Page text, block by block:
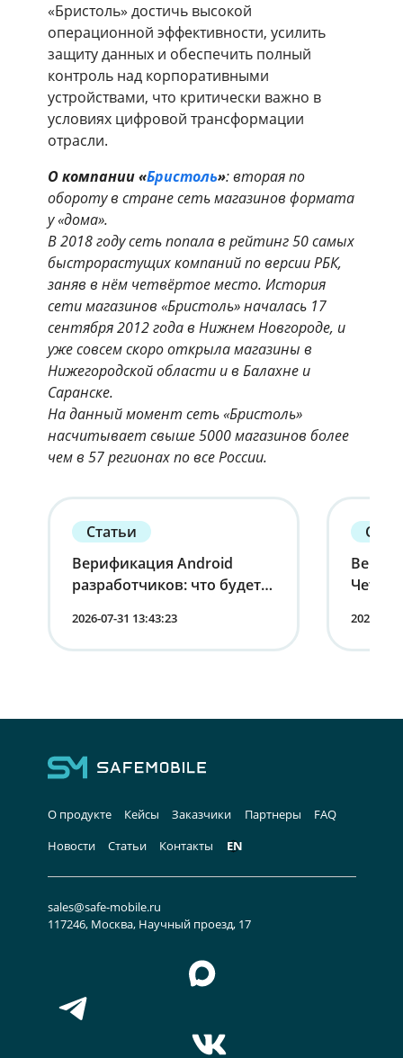
«Бристоль» достичь высокой
операционной эффективности, усилить
защиту данных и обеспечить полный
контроль над корпоративными
устройствами, что критически важно в
условиях цифровой трансформации
отрасли.
О компании «Бристоль»: вторая по
обороту в стране сеть магазинов формата
у «дома».
В 2018 году сеть попала в рейтинг 50 самых
быстрорастущих компаний по версии РБК,
заняв в нём четвёртое место. История
сети магазинов «Бристоль» началась 17
сентября 2012 года в Нижнем Новгороде, и
уже совсем скоро открыла магазины в
Нижегородской области и в Балахне и
Саранске.
На данный момент сеть «Бристоль»
насчитывает свыше 5000 магазинов более
чем в 57 регионах по все России.
Статьи
Верификация Android
разработчиков: что будет с
2026-07-31 13:43:23
лица
2026-07-
О продукте Кейсы Заказчики Партнеры
FAQ
Новости
Статьи Контакты EN
sales@safe-mobile.ru
117246, Москва, Научный проезд, 17